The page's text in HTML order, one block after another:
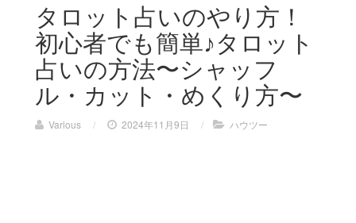
タロット占いのやり方！
初心者でも簡単♪タロット
占いの方法〜シャッフ
ル・カット・めくり方〜
Various / 2024年11月9日 / ハウツー